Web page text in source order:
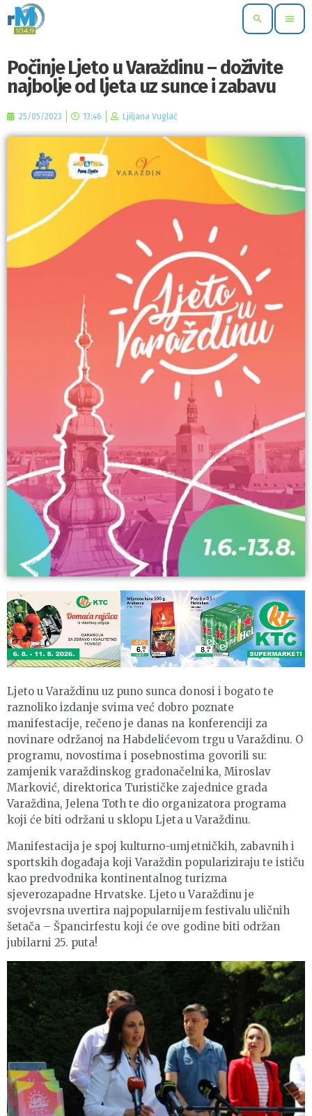
search menu
Počinje Ljeto u Varaždinu – doživite
najbolje od ljeta uz sunce i zabavu
25/05/2023 13:46 Ljiljana Vuglač
Ljeto u Varaždinu uz puno sunca donosi i bogato te
raznoliko izdanje svima već dobro poznate
manifestacije, rečeno je danas na konferenciji za
novinare održanoj na Habdelićevom trgu u Varaždinu. O
programu, novostima i posebnostima govorili su:
zamjenik varaždinskog gradonačelnika, Miroslav
Marković, direktorica Turističke zajednice grada
Varaždina, Jelena Toth te dio organizatora programa
koji će biti održani u sklopu Ljeta u Varaždinu.
Manifestacija je spoj kulturno-umjetničkih, zabavnih i
sportskih događaja koji Varaždin populariziraju te ističu
kao predvodnika kontinentalnog turizma
sjeverozapadne Hrvatske. Ljeto u Varaždinu je
svojevrsna uvertira najpopularnijem festivalu uličnih
šetača – Špancirfestu koji će ove godine biti održan
jubilarni 25. puta!